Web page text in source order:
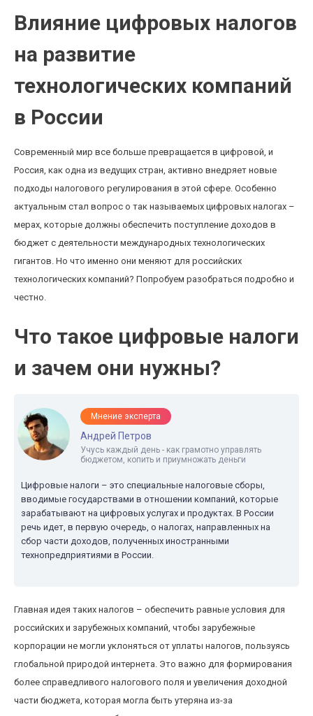
Влияние цифровых налогов
на развитие
технологических компаний
в России
Современный мир все больше превращается в цифровой, и
Россия, как одна из ведущих стран, активно внедряет новые
подходы налогового регулирования в этой сфере. Особенно
актуальным стал вопрос о так называемых цифровых налогах –
мерах, которые должны обеспечить поступление доходов в
бюджет с деятельности международных технологических
гигантов. Но что именно они меняют для российских
технологических компаний? Попробуем разобраться подробно и
честно.
Что такое цифровые налоги
и зачем они нужны?
Мнение эксперта
Андрей Петров
Учусь каждый день - как грамотно управлять
бюджетом, копить и приумножать деньги
Цифровые налоги – это специальные налоговые сборы,
вводимые государствами в отношении компаний, которые
зарабатывают на цифровых услугах и продуктах. В России
речь идет, в первую очередь, о налогах, направленных на
сбор части доходов, полученных иностранными
технопредприятиями в России.
Главная идея таких налогов – обеспечить равные условия для
российских и зарубежных компаний, чтобы зарубежные
корпорации не могли уклоняться от уплаты налогов, пользуясь
глобальной природой интернета. Это важно для формирования
более справедливого налогового поля и увеличения доходной
части бюджета, которая могла быть утеряна из-за